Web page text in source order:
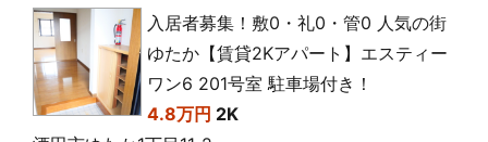
入居者募集！敷0・礼0・管0 人気の街
ゆたか【賃貸2Kアパート】エスティー
ワン6 201号室 駐車場付き！
4.8万円 2K